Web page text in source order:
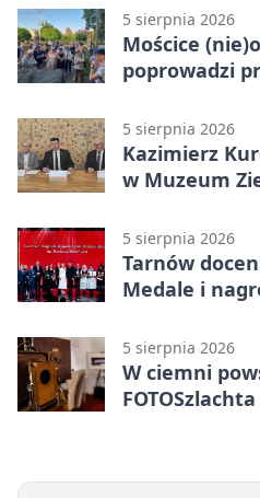
5 sierpnia 2026
Mościce
poprowadzi
5 sierpnia 2026
Kazimierz
w Muzeum
5 sierpnia 2026
Tarnów
Medale i
5 sierpnia 2026
W ciemni